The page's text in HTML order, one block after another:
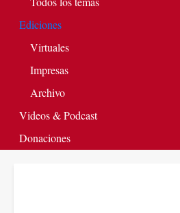
Ediciones
Virtuales
Impresas
Archivo
Videos & Podcast
Donaciones